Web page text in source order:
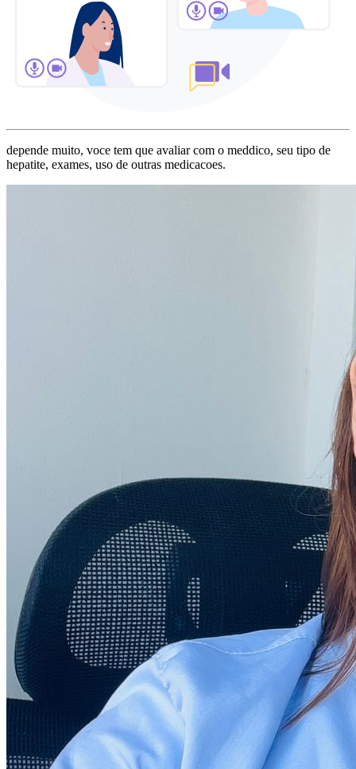
depende muito, voce tem que avaliar com o meddico, seu tipo de
hepatite, exames, uso de outras medicacoes.